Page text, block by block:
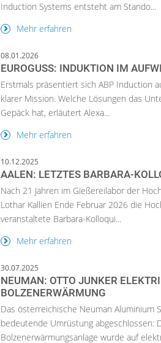
Induction Systems entsteht am Stando...
Mehr erfahren
08.01.2026
EUROGUSS: INDUKTION IM
Erstmals präsentiert sich ABP Induction
klarer Mission. Welche Lösungen das
Gepäck hat, erläutert Alexa...
Mehr erfahren
10.12.2025
AALEN: LETZTES BARBARA-
Nach 21 Jahren im Gießereilabor der
Lothar Kallien Ende Februar 2026 die
veranstaltete Barbara-Kolloqui...
Mehr erfahren
30.07.2025
NEUMAN: OTTO JUNKER
BOLZENERWÄRMUNG
Das österreichische Neuman Aluminium
bedeutende Umrüstung abgeschlossen:
Bolzenerwärmungsanlage wurde auf